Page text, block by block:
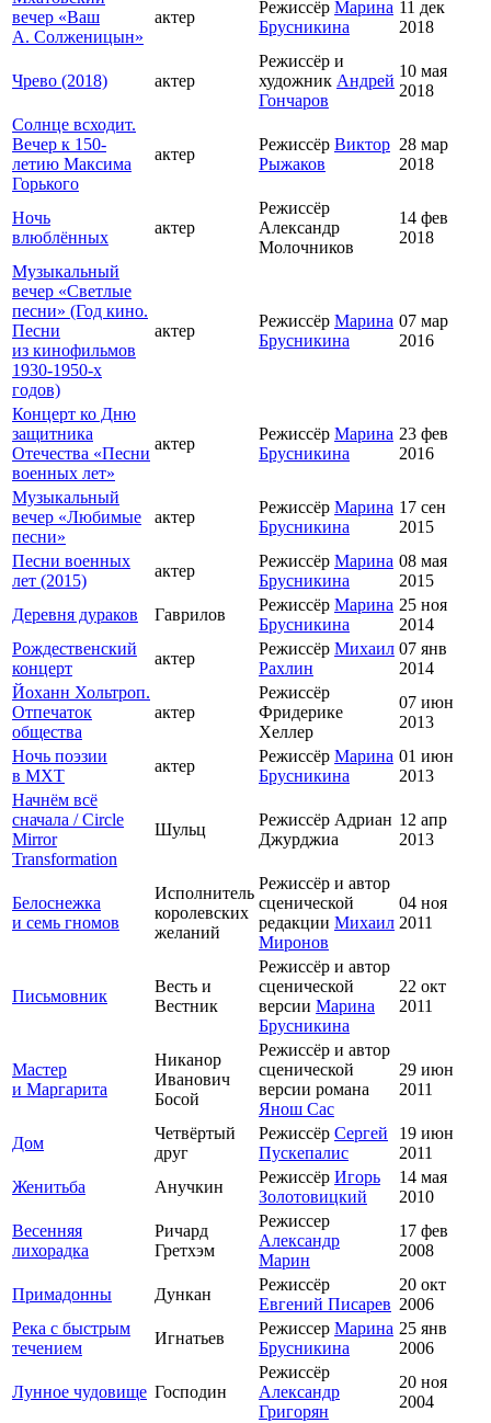
вечер «Ваш
А. Солженицын»
актер
Режиссёр Марина
Брусникина
11 дек
2018
Чрево (2018) актер
Режиссёр и
художник Андрей
Гончаров
10 мая
2018
Солнце всходит.
Вечер к 150-
летию Максима
Горького
актер
Режиссёр Виктор
Рыжаков
28 мар
2018
Ночь
влюблённых
актер
Режиссёр
Александр
Молочников
14 фев
2018
Музыкальный
вечер «Светлые
песни» (Год кино.
Песни
из кинофильмов
1930-1950-х
годов)
актер
Режиссёр Марина
Брусникина
07 мар
2016
Концерт ко Дню
защитника
Отечества «Песни
военных лет»
актер
Режиссёр Марина
Брусникина
23 фев
2016
Музыкальный
вечер «Любимые
песни»
актер
Режиссёр Марина
Брусникина
17 сен
2015
Песни военных
лет (2015)
актер
Режиссёр Марина
Брусникина
08 мая
2015
Деревня дураков
Гаврилов
Режиссёр Марина
Брусникина
25 ноя
2014
Рождественский
концерт
актер
Режиссёр Михаил
Рахлин
07 янв
2014
Йоханн Хольтроп.
Отпечаток
общества
актер
Режиссёр
Фридерике
Хеллер
07 июн
2013
Ночь поэзии
в МХТ
актер
Режиссёр Марина
Брусникина
01 июн
2013
Начнём всё
сначала / Circle
Mirror
Transformation
Шульц
Режиссёр Адриан
Джурджиа
12 апр
2013
Белоснежка
и семь гномов
Исполнитель
королевских
желаний
Режиссёр и автор
сценической
редакции Михаил
Миронов
04 ноя
2011
Письмовник
Весть и
Вестник
Режиссёр и автор
сценической
версии Марина
Брусникина
22 окт
2011
Мастер
и Маргарита
Никанор
Иванович
Босой
Режиссёр и автор
сценической
версии романа
Янош Сас
29 июн
2011
Дом
Четвёртый
друг
Режиссёр Сергей
Пускепалис
19 июн
2011
Женитьба
Анучкин
Режиссёр Игорь
Золотовицкий
14 мая
2010
Весенняя
лихорадка
Ричард
Гретхэм
Режиссер
Александр
Марин
17 фев
2008
Примадонны Дункан
Режиссёр
Евгений Писарев
20 окт
2006
Река с быстрым
течением
Игнатьев
Режиссер Марина
Брусникина
25 янв
2006
Лунное чудовище Господин
Режиссёр
Александр
Григорян
20 ноя
2004